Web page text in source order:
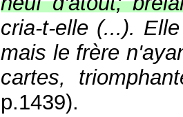
cria-t-elle (...).
mais le frère
cartes,
p.1439).